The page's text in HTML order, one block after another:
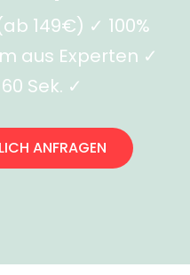
149€) ✓ 100%
aus Experten ✓
Sek. ✓
ANFRAGEN